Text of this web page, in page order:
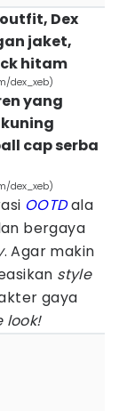
Dex
jaket,
hitam
dex_xeb)
yang
cap serba
dex_xeb)
OOTDala
bergaya
. Agar makin
style
gaya
look!